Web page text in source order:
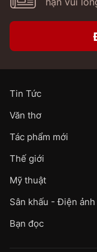
Tin Tức
Văn thơ
Tác phẩm mới
Thế giới
Mỹ thuật
Sân khấu - Điện ảnh
Bạn đọc